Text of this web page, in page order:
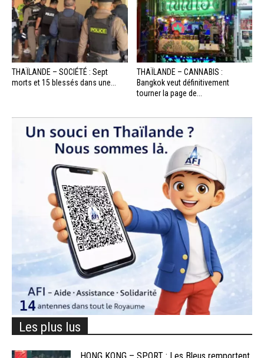
THAÏLANDE – SOCIÉTÉ : Sept
morts et 15 blessés dans une...
THAÏLANDE – CANNABIS :
Bangkok veut définitivement
tourner la page de...
Les plus lus